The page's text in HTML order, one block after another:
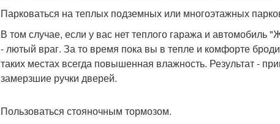
Парковаться на теплых подземных или многоэтажных
В том случае, если у вас нет теплого гаража и автомобиль
- лютый враг. За то время пока вы в тепле и комфорте
таких местах всегда повышенная влажность. Результат -
замерзшие ручки дверей.
Пользоваться стояночным тормозом.